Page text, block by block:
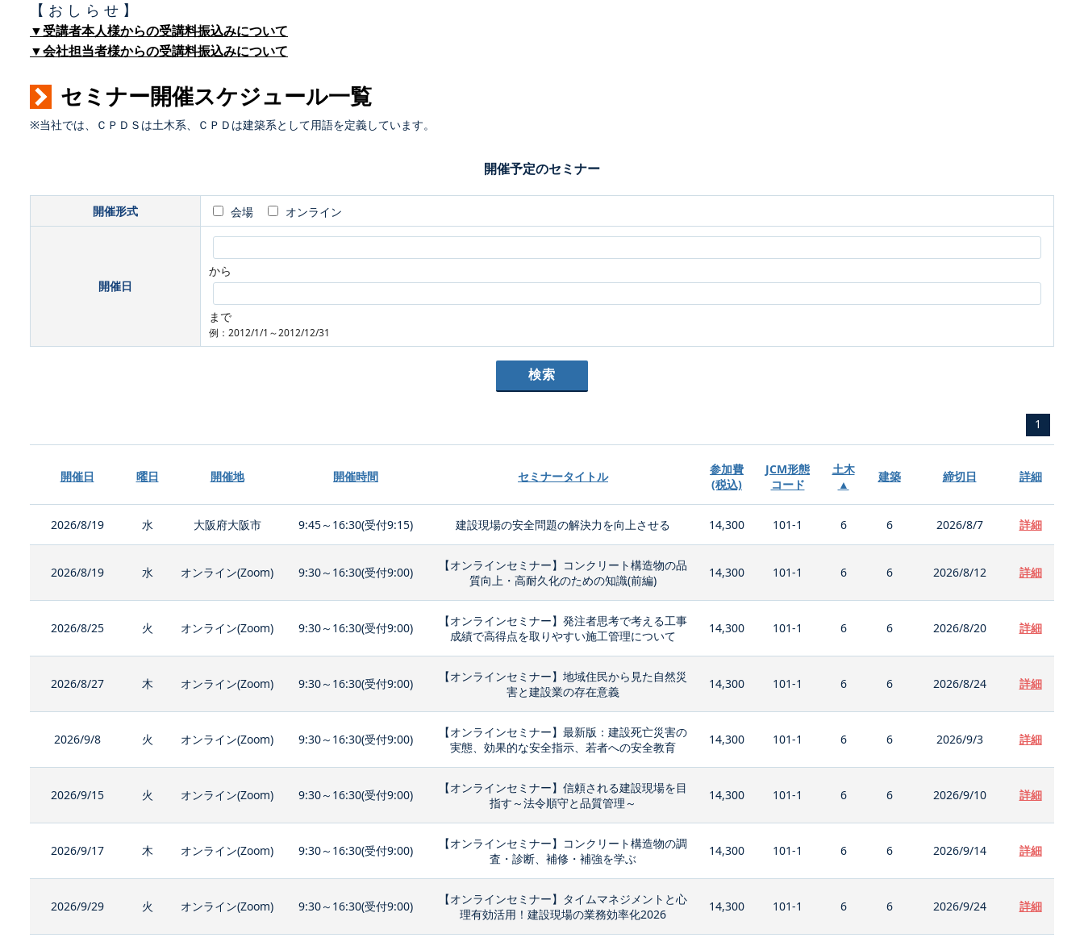
【 お し ら せ 】
▼受講者本人様からの受講料振込みについて
▼会社担当者様からの受講料振込みについて
セミナー開催スケジュール一覧
※当社では、ＣＰＤＳは土木系、ＣＰＤは建築系として用語を定義しています。
開催予定のセミナー
開催形式 会場 オンライン
開催日
から
まで
例：2012/1/1～2012/12/31
1
開催日 曜日 開催地 開催時間 セミナータイトル
参加費
(税込)
JCM形態
コード
土木
▲
建築 締切日 詳細
2026/8/19 水 大阪府大阪市 9:45～16:30(受付9:15) 建設現場の安全問題の解決力を向上させる 14,300 101-1 6 6 2026/8/7 詳細
2026/8/19 水 オンライン(Zoom) 9:30～16:30(受付9:00)
【オンラインセミナー】コンクリート構造物の品
質向上・高耐久化のための知識(前編)
14,300 101-1 6 6 2026/8/12 詳細
2026/8/25 火 オンライン(Zoom) 9:30～16:30(受付9:00)
【オンラインセミナー】発注者思考で考える工事
成績で高得点を取りやすい施工管理について
14,300 101-1 6 6 2026/8/20 詳細
2026/8/27 木 オンライン(Zoom) 9:30～16:30(受付9:00)
【オンラインセミナー】地域住民から見た自然災
害と建設業の存在意義
14,300 101-1 6 6 2026/8/24 詳細
2026/9/8 火 オンライン(Zoom) 9:30～16:30(受付9:00)
【オンラインセミナー】最新版：建設死亡災害の
実態、効果的な安全指示、若者への安全教育
14,300 101-1 6 6 2026/9/3 詳細
2026/9/15 火 オンライン(Zoom) 9:30～16:30(受付9:00)
【オンラインセミナー】信頼される建設現場を目
指す～法令順守と品質管理～
14,300 101-1 6 6 2026/9/10 詳細
2026/9/17 木 オンライン(Zoom) 9:30～16:30(受付9:00)
【オンラインセミナー】コンクリート構造物の調
査・診断、補修・補強を学ぶ
14,300 101-1 6 6 2026/9/14 詳細
2026/9/29 火 オンライン(Zoom) 9:30～16:30(受付9:00)
【オンラインセミナー】タイムマネジメントと心
理有効活用！建設現場の業務効率化2026
14,300 101-1 6 6 2026/9/24 詳細